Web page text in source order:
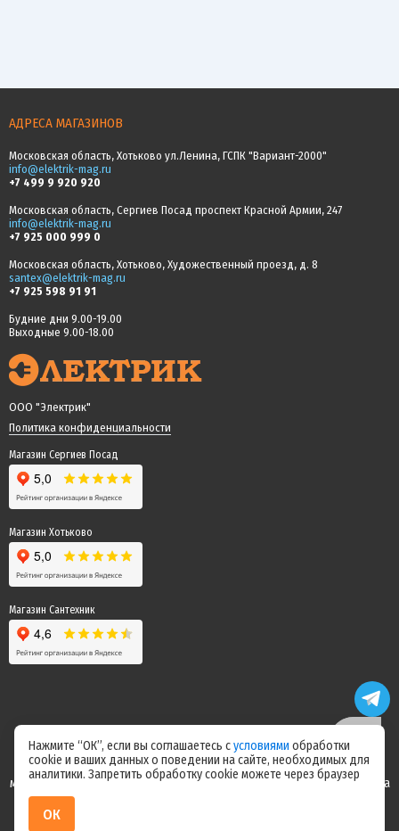
АДРЕСА МАГАЗИНОВ
Московская область, Хотьково ул.Ленина, ГСПК "Вариант-2000"
info@elektrik-mag.ru
+7 499 9 920 920
Московская область, Сергиев Посад проспект Красной Армии, 247
info@elektrik-mag.ru
+7 925 000 999 0
Московская область, Хотьково, Художественный проезд, д. 8
santex@elektrik-mag.ru
+7 925 598 91 91
Будние дни 9.00-19.00
Выходные 9.00-18.00
ООО "Электрик"
Политика конфиденциальности
Магазин Сергиев Посад
Магазин Хотьково
Магазин Сантехник
Цены на сайте не являются офертой! Актуальные цены уточняйте у
менеджера после оформления заказа! Спасибо за понимание! Команда
Нажмите “ОК”, если вы соглашаетесь сусловиями обработки
cookie и ваших данных о поведении на сайте, необходимых для
аналитики. Запретить обработку cookie можете через браузер
ОК